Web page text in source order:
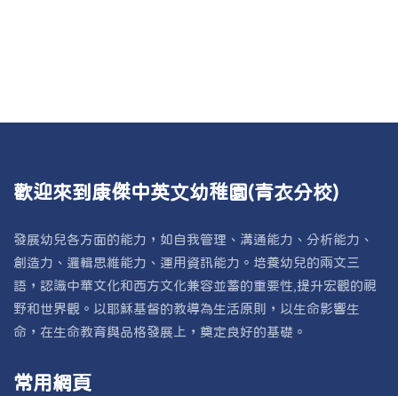
歡迎來到康傑中英文幼稚園(青衣分校)
發展幼兒各方面的能力，如自我管理、溝通能力、分析能力、
創造力、邏輯思維能力、運用資訊能力。培養幼兒的兩文三
語，認識中華文化和西方文化兼容並蓄的重要性,提升宏觀的視
野和世界觀。以耶穌基督的教導為生活原則，以生命影響生
命，在生命教育與品格發展上，奠定良好的基礎。
常用網頁